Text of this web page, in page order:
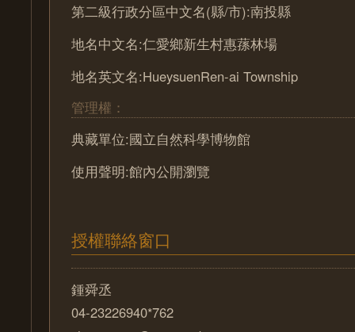
第二級行政分區中文名(縣/市):南投縣
地名中文名:仁愛鄉新生村惠蓀林場
地名英文名:HueysuenRen-ai Township
管理權：
典藏單位:國立自然科學博物館
使用聲明:館內公開瀏覽
授權聯絡窗口
鍾舜丞
04-23226940*762